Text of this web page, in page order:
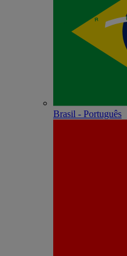
Brasil - Português